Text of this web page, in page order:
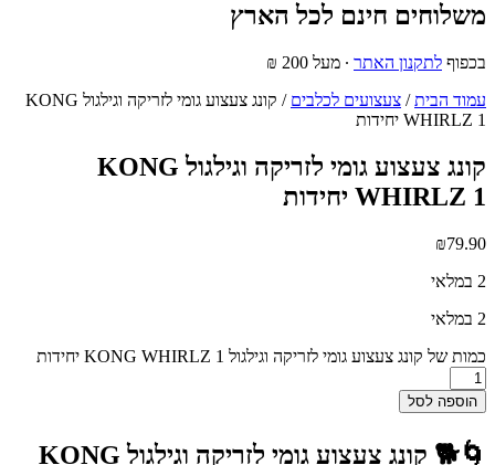
משלוחים חינם לכל הארץ
בכפוף לתקנון האתר ∙ מעל 200 ₪
עמוד הבית/ צעצועים לכלבים
/ קונג צעצוע גומי לזריקה וגילגול KONG
WHIRLZ 1 יחידות
קונג צעצוע גומי לזריקה וגילגול KONG
WHIRLZ 1 יחידות
₪79.90
2 במלאי
2 במלאי
כמות של קונג צעצוע גומי לזריקה וגילגול KONG WHIRLZ 1 יחידות
הוספה לסל
🌀🐕
קונג צעצוע גומי לזריקה וגילגול KONG